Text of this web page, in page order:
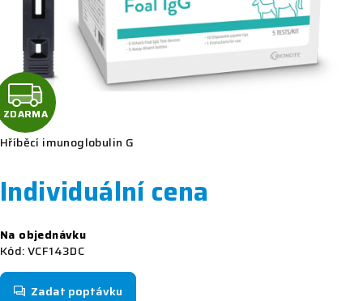
Hříběcí imunoglobulin G
Individuální cena
cena:
Na objednávku
Kód:VCF143DC
Zadat poptávku
Z
D
A
R
M
A
ZDARMA